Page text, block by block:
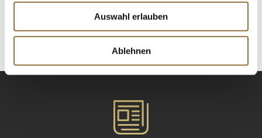
Auswahl erlauben
Ablehnen
€ 348,75/ kg
St.